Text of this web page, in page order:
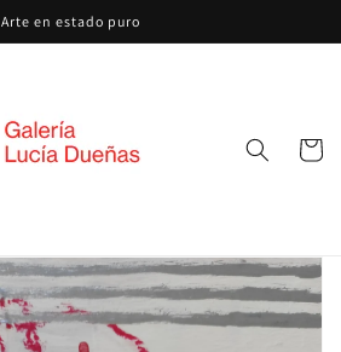
Arte en estado puro
Carrito